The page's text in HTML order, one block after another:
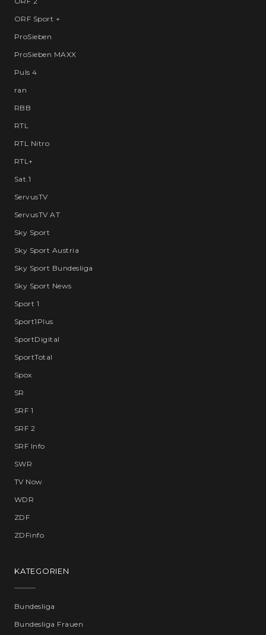
ORF Sport +
ProSieben
ProSieben MAXX
Puls 4
ran
RBB
RTL
RTL Nitro
RTL+
Sat.1
ServusTV
ServusTV AT
Sky Sport
Sky Sport Austria
Sky Sport Bundesliga
Sky Sport News
Sport 1
Sport1Plus
SportDigital
SportTotal
Spox
SR
SRF 1
SRF 2
SRF Info
SWR
TV Now
WDR
ZDF
ZDFinfo
KATEGORIEN
Bundesliga
Bundesliga Frauen